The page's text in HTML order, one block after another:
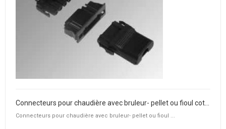
Connecteurs pour chaudière avec bruleur- pellet ou fioul ...